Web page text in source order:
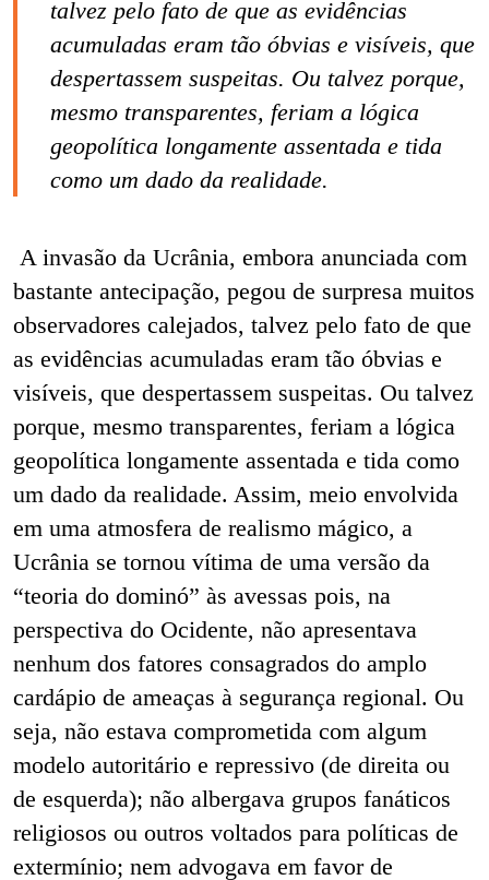
talvez pelo fato de que as evidências
acumuladas eram tão óbvias e visíveis, que
despertassem suspeitas. Ou talvez porque,
mesmo transparentes, feriam a lógica
geopolítica longamente assentada e tida
como um dado da realidade.
A invasão da Ucrânia, embora anunciada com
bastante antecipação, pegou de surpresa muitos
observadores calejados, talvez pelo fato de que
as evidências acumuladas eram tão óbvias e
visíveis, que despertassem suspeitas. Ou talvez
porque, mesmo transparentes, feriam a lógica
geopolítica longamente assentada e tida como
um dado da realidade. Assim, meio envolvida
em uma atmosfera de realismo mágico, a
Ucrânia se tornou vítima de uma versão da
“teoria do dominó” às avessas pois, na
perspectiva do Ocidente, não apresentava
nenhum dos fatores consagrados do amplo
cardápio de ameaças à segurança regional. Ou
seja, não estava comprometida com algum
modelo autoritário e repressivo (de direita ou
de esquerda); não albergava grupos fanáticos
religiosos ou outros voltados para políticas de
extermínio; nem advogava em favor de